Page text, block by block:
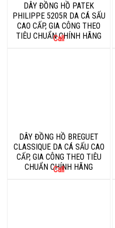
DÂY ĐỒNG HỒ PATEK
PHILIPPE 5205R DA CÁ SẤU
CAO CẤP, GIA CÔNG THEO
TIÊU CHUẨN CHÍNH HÃNG
Call
DÂY ĐỒNG HỒ BREGUET
CLASSIQUE DA CÁ SẤU CAO
CẤP, GIA CÔNG THEO TIÊU
CHUẨN CHÍNH HÃNG
Call